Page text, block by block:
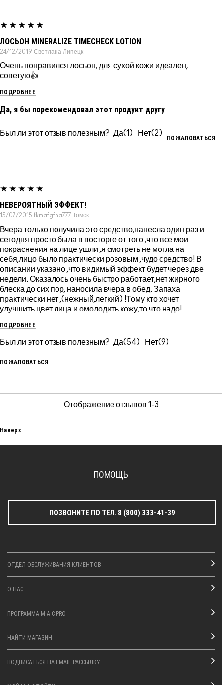
ЛОСЬОН MINERALIZE TIMECHECK LOTION
24/12/2019 Светлана Липецк
Очень понравился лосьон, для сухой кожи идеален,
советую👍
ПОДРОБНЕЕ
Да, я бы порекомендовал этот продукт другу
Был ли этот отзыв полезным? 1 2
ПОЖАЛОВАТЬСЯ
НЕВЕРОЯТНЫЙ ЭФФЕКТ!
15/07/2015 fkmafgfha777 Томск
Вчера только получила это средство,нанесла один раз и
сегодня просто была в восторге от того ,что все мои
покраснения на лице ушли ,я смотреть не могла на
себя,лицо было практически розовым ,чудо средство! В
описании указано ,что видимый эффект будет через две
недели. Оказалось очень быстро работает,нет жирного
блеска до сих пор, наносила вчера в обед. Запаха
практически нет ,(нежный,легкий) !Тому кто хочет
улучшить цвет лица и омолодить кожу,то что надо!
ПОДРОБНЕЕ
Был ли этот отзыв полезным? 54 9
ПОЖАЛОВАТЬСЯ
Отображение отзывов 1-3
Наверх
ПОМОЩЬ
ПОЗВОНИТЕ ПО ТЕЛ. 8 (800) 333-41-39
ОТДЕЛ ОБСЛУЖИВАНИЯ КЛИЕНТОВ
О НАС
ПРОГРАММА M·A·C PRO
НАЙТИ МАГАЗИН
ПОДПИСАТЬСЯ НА EMAIL РАССЫЛКУ